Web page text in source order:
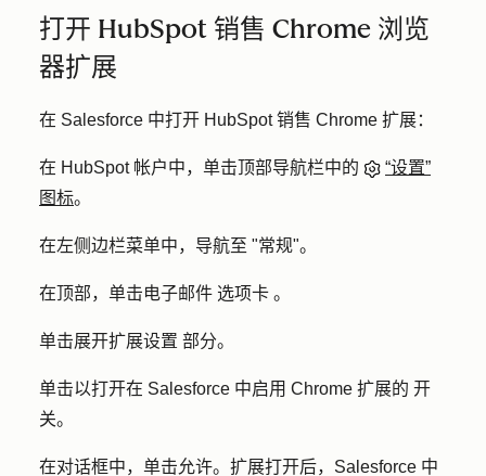
打开 HubSpot 销售 Chrome 浏览
器扩展
在 Salesforce 中打开 HubSpot 销售 Chrome 扩展：
在 HubSpot 帐户中，单击顶部导航栏中的
“设置”
图标。
在左侧边栏菜单中，导航至 "常规"。
在顶部，单击电子邮件 选项卡 。
单击展开扩展设置 部分。
单击以打开在 Salesforce 中启用 Chrome 扩展的 开
关。
在对话框中，单击允许。扩展打开后，Salesforce 中